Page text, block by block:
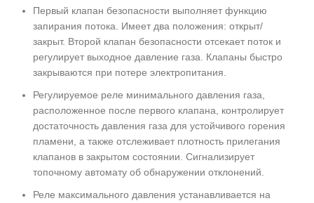
Первый клапан безопасности выполняет функцию
запирания потока. Имеет два положения: открыт/
закрыт. Второй клапан безопасности отсекает поток и
регулирует выходное давление газа. Клапаны быстро
закрываются при потере электропитания.
Регулируемое реле минимального давления газа,
расположенное после первого клапана, контролирует
достаточность давления газа для устойчивого горения
пламени, а также отслеживает плотность прилегания
клапанов в закрытом состоянии. Сигнализирует
топочному автомату об обнаружении отклонений.
Реле максимального давления устанавливается на